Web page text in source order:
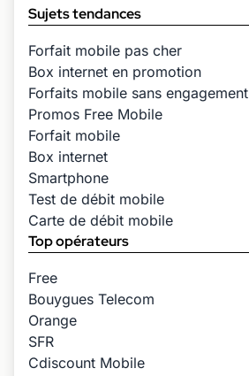
Sujets tendances
Forfait mobile pas cher
Box internet en promotion
Forfaits mobile sans engagement
Promos Free Mobile
Forfait mobile
Box internet
Smartphone
Test de débit mobile
Carte de débit mobile
Top opérateurs
Free
Bouygues Telecom
Orange
SFR
Cdiscount Mobile